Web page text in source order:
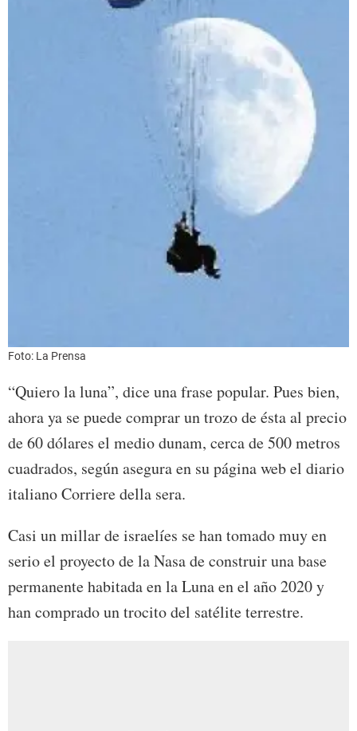
Foto: La Prensa
“Quiero la luna”, dice una frase popular. Pues bien,
ahora ya se puede comprar un trozo de ésta al precio
de 60 dólares el medio dunam, cerca de 500 metros
cuadrados, según asegura en su página web el diario
italiano Corriere della sera.
Casi un millar de israelíes se han tomado muy en
serio el proyecto de la Nasa de construir una base
permanente habitada en la Luna en el año 2020 y
han comprado un trocito del satélite terrestre.